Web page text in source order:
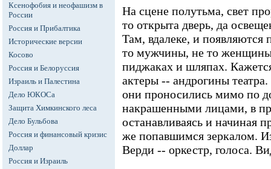
Ксенофобия и неофашизм в
России
Россия и Прибалтика
Исторические версии
Косово
Россия и Белоруссия
Израиль и Палестина
Дело ЮКОСа
Защита Химкинского леса
Дело Бульбова
Россия и финансовый кризис
Доллар
Россия и Израиль
На сцене полутьма, свет
то открыта дверь, да
Там, вдалеке, и
то мужчины, не то
пиджаках и шляпах.
актеры -- андрогины театра.
они проносились мимо по
накрашенными лицами, в
останавливаясь и начиная
же попавшимся зеркалом.
Верди -- оркестр, голоса.